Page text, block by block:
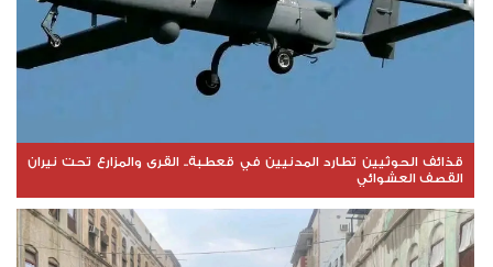
قذائف الحوثيين تطارد المدنيين في قعطبة.. القرى والمزارع تحت نيران
القصف العشوائي